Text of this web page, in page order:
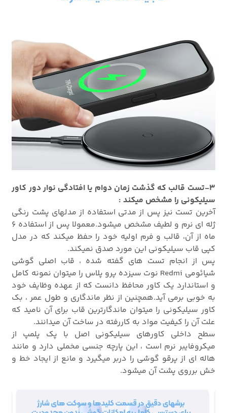
3-تست قالب که گذشت زمان دوام یا افتادگی نوار دور کاور
سیلیکونی را مشخص میکند :
آخرین تست نیز پس از مدتی استفاده از مدلهای پشت رنگی
ژله ای نرم و لطیف مشخص میشود.معمولا پس از استفاده 6
ماه از آن، قالب و فرم اولیه خود را حفظ میکند که در مدل
کپی قاب سیلیکونی این مورد صدق نمیکند.
پس از انجام تست های گفته شده ، قاب اصلی گوشی
شیائومی Redmi نوت سیزده پرو پلاس را میتوان نمونه کامل
و استاندارد یک کاور محافظ دانست که از عهده وظایف خود
به خوبی برمی آید.همچنین از نظر ماندگاری و طول عمر ، بک
کاور سیلیکونی را میتوان ماندگارترین قاب برای آن نامید که
علت آن را کیفیت مواد به کاررفته در ساخت آن میدانند.
سطح داخلی کاورهای سیلیکونی اصل با پک پلمپ از
میکروفایبر نرم است ، این پارچه جنسی مخملی دارد و مانند
هاله ای از پرقو گوشی را دربر میگیرد و مانع از ایجاد خط و
خش برروی پشت آن میشود.